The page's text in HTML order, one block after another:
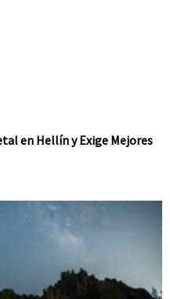
en Hellín y Exige Mejores